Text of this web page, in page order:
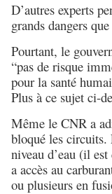
D’autres experts
grands dangers
Pourtant, le
“pas de risque
pour la santé
Plus à ce sujet ci-
Même le CNR a
bloqué les circuits.
niveau d’eau (il
a accès au
ou plusieurs en